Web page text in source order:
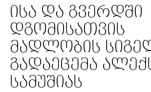
ისა და გვერდში
დგომისათვის
მადლობის
გადაეცემა
სამუშიას